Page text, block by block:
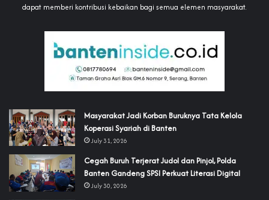
dapat memberi kontribusi kebaikan bagi semua elemen masyarakat.
‎Masyarakat Jadi Korban Buruknya Tata Kelola
Koperasi Syariah di Banten
July 31, 2026
Cegah Buruh Terjerat Judol dan Pinjol, Polda
Banten Gandeng SPSI Perkuat Literasi Digital
July 30, 2026